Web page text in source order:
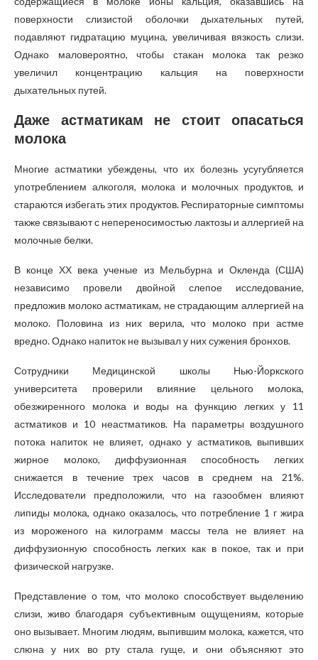
поверхности слизистой оболочки дыхательных путей,
подавляют гидратацию муцина, увеличивая вязкость слизи.
Однако маловероятно, чтобы стакан молока так резко
увеличил концентрацию кальция на поверхности
дыхательных путей.
Даже астматикам не стоит опасаться
молока
Многие астматики убеждены, что их болезнь усугубляется
употреблением алкоголя, молока и молочных продуктов, и
стараются избегать этих продуктов. Респираторные симптомы
также связывают с непереносимостью лактозы и аллергией на
молочные белки.
В конце ХХ века ученые из Мельбурна и Окленда (США)
независимо провели двойной слепое исследование,
предложив молоко астматикам, не страдающим аллергией на
молоко. Половина из них верила, что молоко при астме
вредно. Однако напиток не вызывал у них сужения бронхов.
Сотрудники Медицинской школы Нью-Йоркского
университета проверили влияние цельного молока,
обезжиренного молока и воды на функцию легких у 11
астматиков и 10 неастматиков. На параметры воздушного
потока напиток не влияет, однако у астматиков, выпивших
жирное молоко, диффузионная способность легких
снижается в течение трех часов в среднем на 21%.
Исследователи предположили, что на газообмен влияют
липиды молока, однако оказалось, что потребление 1 г жира
из мороженого на килограмм массы тела не влияет на
диффузионную способность легких как в покое, так и при
физической нагрузке.
Представление о том, что молоко способствует выделению
слизи, живо благодаря субъективным ощущениям, которые
оно вызывает. Многим людям, выпившим молока, кажется, что
слюна у них во рту стала гуще, и они объясняют это